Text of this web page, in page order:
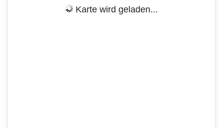
Karte wird geladen...